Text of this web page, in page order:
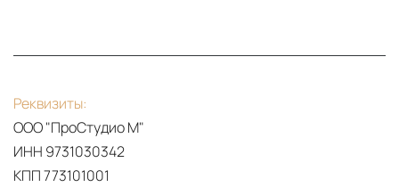
Реквизиты:
ООО "ПроСтудио М"
ИНН 9731030342
КПП 773101001